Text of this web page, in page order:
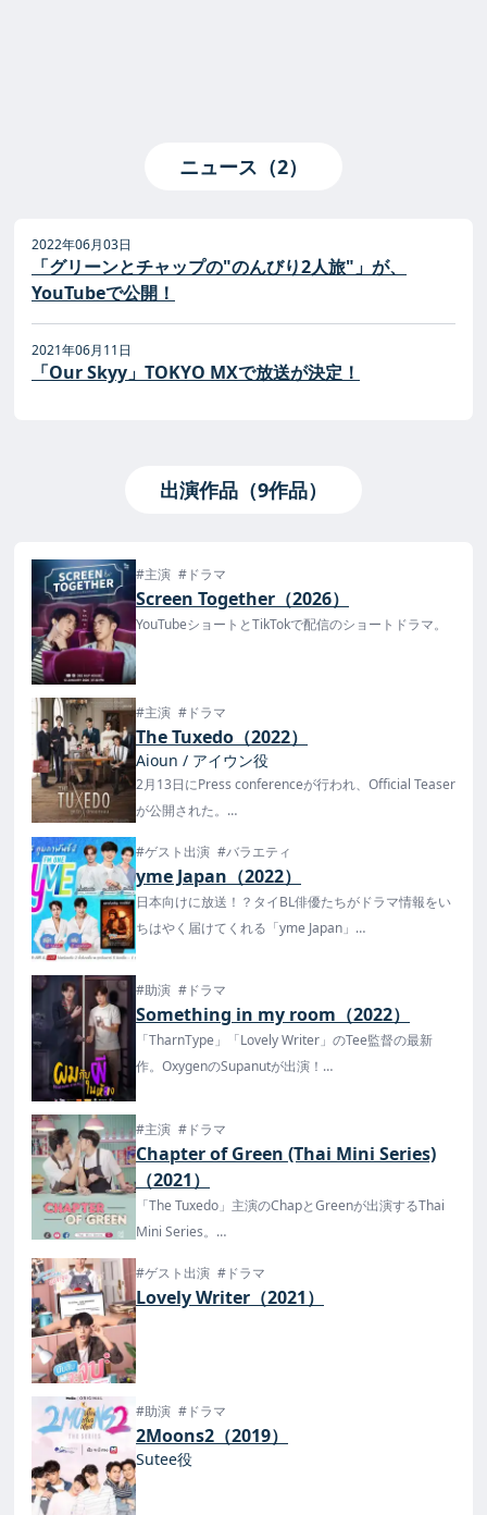
ニュース（2）
2022年06月03日
「グリーンとチャップの"のんびり2人旅"」が、
YouTubeで公開！
2021年06月11日
「Our Skyy」TOKYO MXで放送が決定！
出演作品（9作品）
#主演 #ドラマ
Screen Together（2026）
YouTubeショートとTikTokで配信のショートドラマ。
#主演 #ドラマ
The Tuxedo（2022）
Aioun / アイウン役
2月13日にPress conferenceが行われ、Official Teaser
が公開された。
降毎週金曜正午に1話ずつ更新！
#ゲスト出演 #バラエティ
yme Japan（2022）
日本向けに放送！？タイBL俳優たちがドラマ情報をい
ちはやく届けてくれる「yme Japan」
で配信！
#助演 #ドラマ
Something in my room（2022）
「TharnType」「Lovely Writer」のTee監督の最新
作。OxygenのSupanutが出演！
#主演 #ドラマ
Chapter of Green (Thai Mini Series)
（2021）
「The Tuxedo」主演のChapとGreenが出演するThai
Mini Series。
#ゲスト出演 #ドラマ
Lovely Writer（2021）
#助演 #ドラマ
2Moons2（2019）
Sutee役